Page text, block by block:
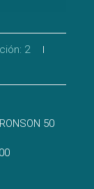
2
50